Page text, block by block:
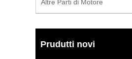
Altre Parti di Motore
Prudutti novi